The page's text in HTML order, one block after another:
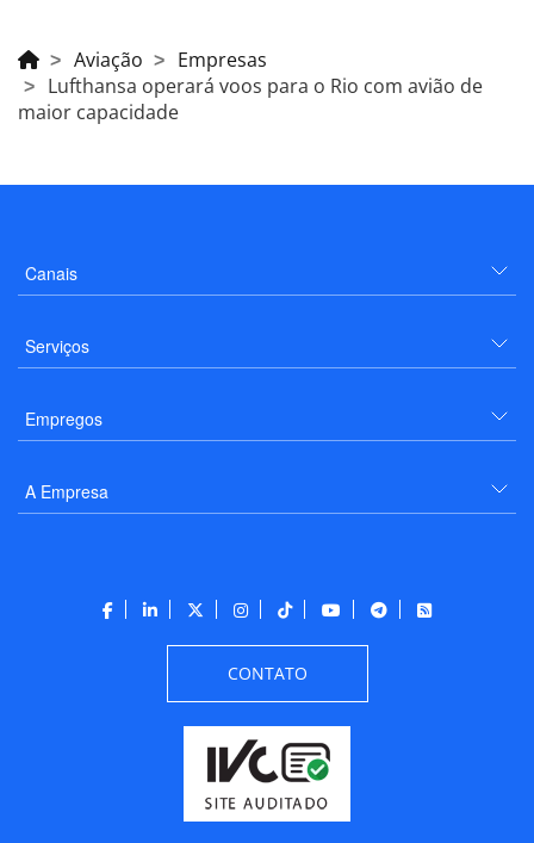
Aviação
Empresas
Lufthansa operará voos para o Rio com avião de
maior capacidade
Canais
Serviços
Empregos
A Empresa
CONTATO